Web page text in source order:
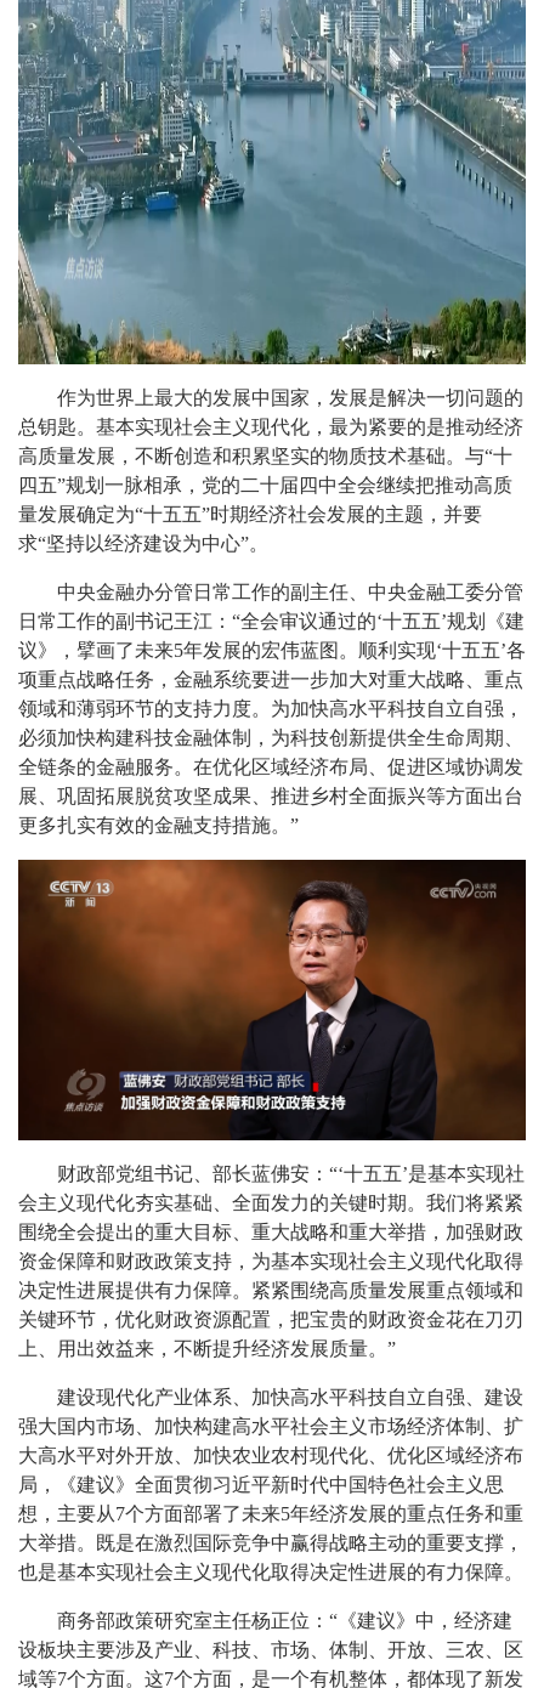
作为世界上最大的发展中国家，发展是解决一切问题的
总钥匙。基本实现社会主义现代化，最为紧要的是推动经济
高质量发展，不断创造和积累坚实的物质技术基础。与“十
四五”规划一脉相承，党的二十届四中全会继续把推动高质
量发展确定为“十五五”时期经济社会发展的主题，并要
求“坚持以经济建设为中心”。
中央金融办分管日常工作的副主任、中央金融工委分管
日常工作的副书记王江：“全会审议通过的‘十五五’规划《建
议》，擘画了未来5年发展的宏伟蓝图。顺利实现‘十五五’各
项重点战略任务，金融系统要进一步加大对重大战略、重点
领域和薄弱环节的支持力度。为加快高水平科技自立自强，
必须加快构建科技金融体制，为科技创新提供全生命周期、
全链条的金融服务。在优化区域经济布局、促进区域协调发
展、巩固拓展脱贫攻坚成果、推进乡村全面振兴等方面出台
更多扎实有效的金融支持措施。”
财政部党组书记、部长蓝佛安：“‘十五五’是基本实现社
会主义现代化夯实基础、全面发力的关键时期。我们将紧紧
围绕全会提出的重大目标、重大战略和重大举措，加强财政
资金保障和财政政策支持，为基本实现社会主义现代化取得
决定性进展提供有力保障。紧紧围绕高质量发展重点领域和
关键环节，优化财政资源配置，把宝贵的财政资金花在刀刃
上、用出效益来，不断提升经济发展质量。”
建设现代化产业体系、加快高水平科技自立自强、建设
强大国内市场、加快构建高水平社会主义市场经济体制、扩
大高水平对外开放、加快农业农村现代化、优化区域经济布
局，《建议》全面贯彻习近平新时代中国特色社会主义思
想，主要从7个方面部署了未来5年经济发展的重点任务和重
大举措。既是在激烈国际竞争中赢得战略主动的重要支撑，
也是基本实现社会主义现代化取得决定性进展的有力保障。
商务部政策研究室主任杨正位：“《建议》中，经济建
设板块主要涉及产业、科技、市场、体制、开放、三农、区
域等7个方面。这7个方面，是一个有机整体，都体现了新发